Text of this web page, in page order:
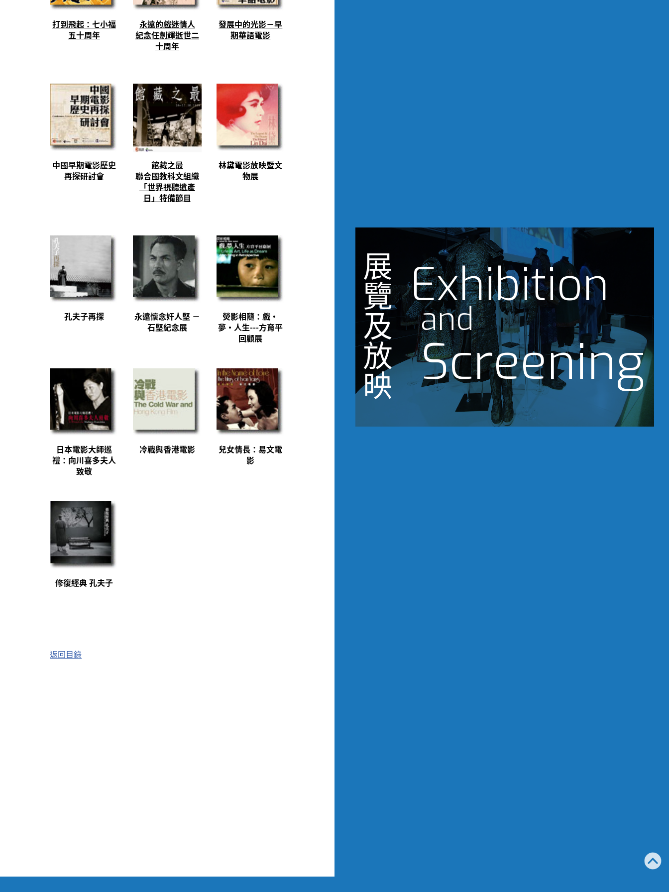
展
覽
及
放
映
Exhibition
and
Screening
打到飛起：七小福
五十周年
永遠的戲迷情人
紀念任劍輝逝世二
十周年
發展中的光影－早
期華語電影
中國早期電影歷史
再探研討會
館藏之最
聯合國教科文組織
「世界視聽遺產
日」特備節目
林黛電影放映暨文
物展
孔夫子再探
永遠懷念奸人堅 －
石堅紀念展
熒影相隨：戲‧
夢‧人生---方育平
回顧展
日本電影大師巡
禮：向川喜多夫人
致敬
冷戰與香港電影
兒女情長：易文電
影
修復經典 孔夫子
返回目錄